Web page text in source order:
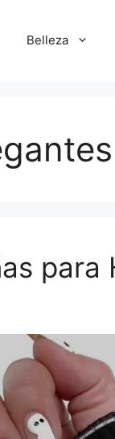
Belleza
para